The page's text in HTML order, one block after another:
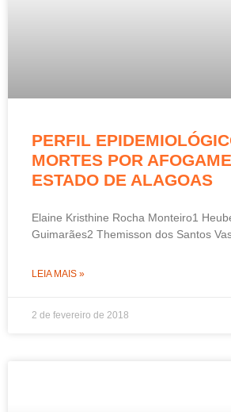
PERFIL
MORTES POR
ESTADO DE ALAGOAS
Elaine Kristhine Rocha Monteiro1
Guimarães2 Themisson dos Santos
LEIA MAIS »
2 de fevereiro de 2018